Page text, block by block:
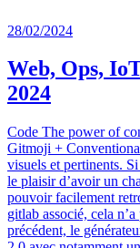
28/02/2024
Web, Ops,
2024
Code The power of
Gitmoji +
visuels et pertinents.
le plaisir d’avoir un
pouvoir facilement
gitlab associé, cela
précédent, le